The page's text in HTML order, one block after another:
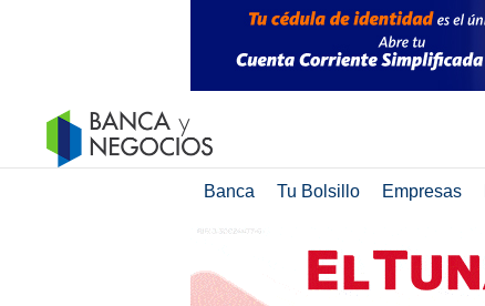
Banca Tu Bolsillo Empresas